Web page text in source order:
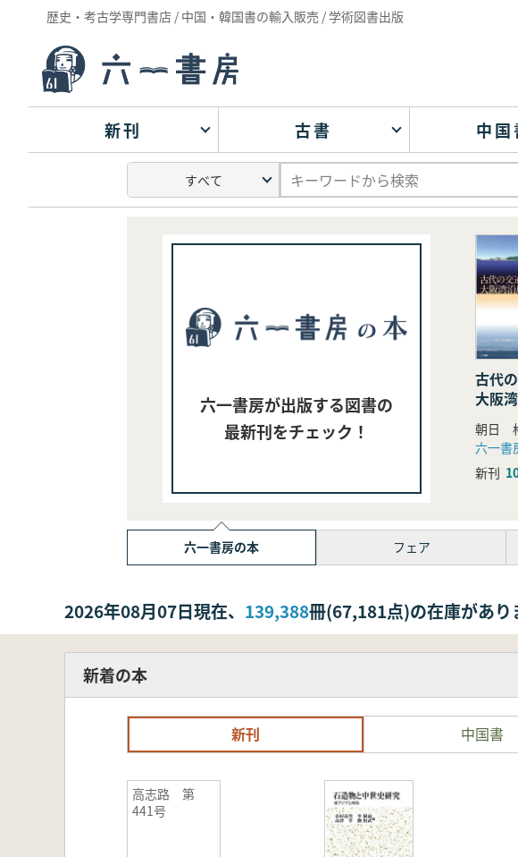
歴史・考古学専門書店 / 中国・韓国書の輸入販売 / 学術図書出版
新刊 古書 中国
六一書房が出版する図書の
最新刊をチェック！
古代
大阪
朝日
六一書
新刊
六一書房の本 フェア
2026年08月07日現在、 139,388冊(67,181点)の在庫があり
新着の本
新刊 中国書
高志路 第
441号